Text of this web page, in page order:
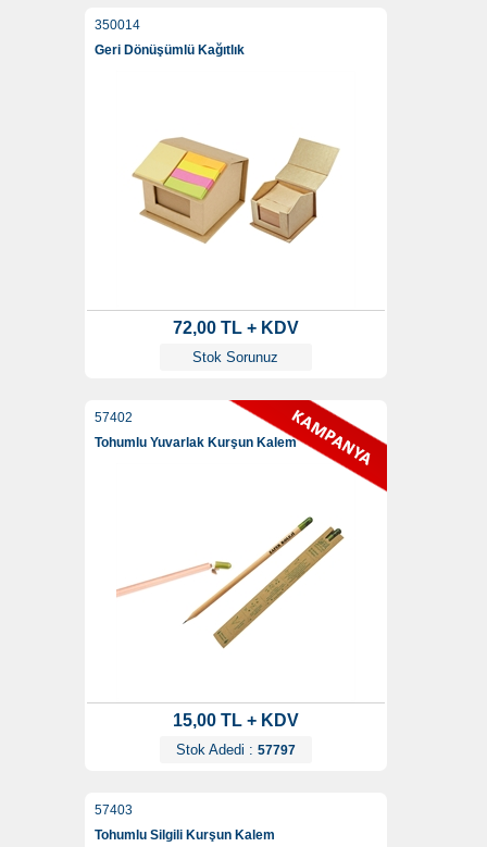
350014
Geri Dönüşümlü Kağıtlık
72,00 TL + KDV
Stok Sorunuz
57402
Tohumlu Yuvarlak Kurşun Kalem
15,00 TL + KDV
Stok Adedi : 57797
57403
Tohumlu Silgili Kurşun Kalem